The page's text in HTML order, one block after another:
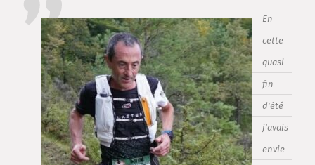
En
cette
quasi
fin
d'été
j'avais
envie